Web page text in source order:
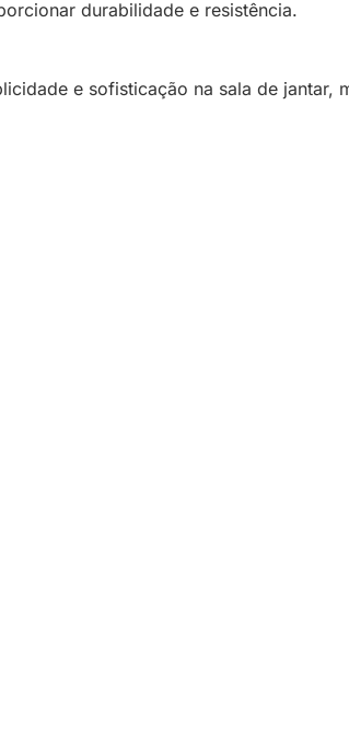
durabilidade e resistência.
e sofisticação na sala de